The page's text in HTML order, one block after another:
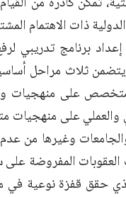
ذات الاهتمام
برنامج تدريبي
ثلاث مراحل
متخصص على منهجيات
على منهجيات
وغيرها من
المفروضة
حقق قفزة نوعية